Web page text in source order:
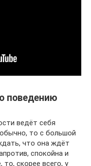
поведению
ведёт себя
то с большой
что она ждёт
спокойна и
то, скорее всего, у